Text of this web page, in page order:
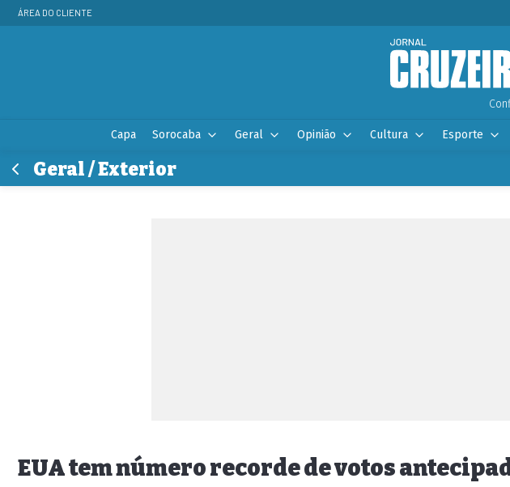
ÁREA DO CLIENTE
Capa Sorocaba Geral Opinião Cultura Esporte
Geral / Exterior
EUA tem número recorde de votos